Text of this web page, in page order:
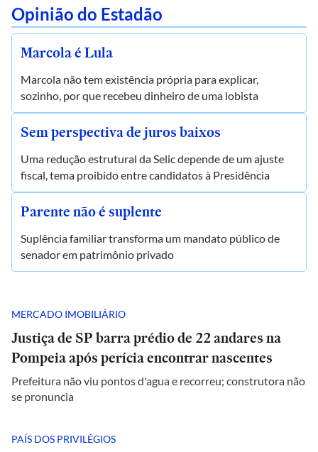
Opinião do Estadão
Marcola é Lula
Marcola não tem existência própria para explicar,
sozinho, por que recebeu dinheiro de uma lobista
Sem perspectiva de juros baixos
Uma redução estrutural da Selic depende de um ajuste
fiscal, tema proibido entre candidatos à Presidência
Parente não é suplente
Suplência familiar transforma um mandato público de
senador em patrimônio privado
MERCADO IMOBILIÁRIO
Justiça de SP barra prédio de 22 andares na
Pompeia após perícia encontrar nascentes
Prefeitura não viu pontos d'agua e recorreu; construtora não
se pronuncia
PAÍS DOS PRIVILÉGIOS